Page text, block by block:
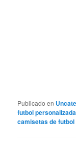
Publicado en
futbol
camisetas de futbol